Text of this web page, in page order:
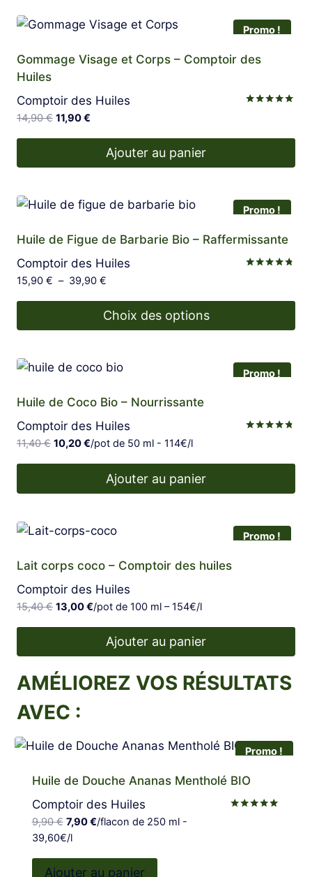
Promo !
Gommage Visage et Corps – Comptoir des
Huiles
Comptoir des Huiles
14,90€ Le
était :
11,90€
actuel
est :
Ajouter au panier
Promo !
Huile de Figue de Barbarie Bio – Raffermissante
Comptoir des Huiles
15,90 € – 39,90 €
prix :
15,90 €
39,90 €
Choix des options
produit
plusieurs
Les
options
être
sur
page
du
produit
Promo !
Huile de Coco Bio – Nourrissante
Comptoir des Huiles
11,40€ Le
était :
10,20€Le
actuel
est :
/pot de 50 ml - 114€/l
Ajouter au panier
Promo !
Lait corps coco – Comptoir des huiles
Comptoir des Huiles
15,40€ Le
était :
15,40 €.
13,00€Le
actuel
est :
/pot de 100 ml – 154€/l
Ajouter au panier
AMÉLIOREZ VOS RÉSULTATS
AVEC :
Promo !
Huile de Douche Ananas Mentholé BIO
Comptoir des Huiles
9,90€ Le
prix
était :
7,90€Le
est :
/flacon de 250 ml -
39,60€/l
Ajouter au panier